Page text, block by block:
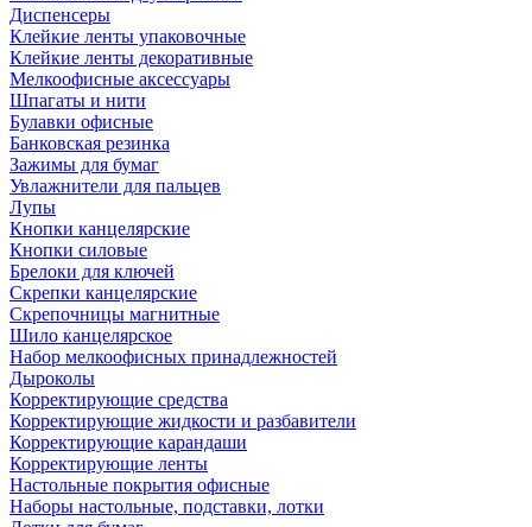
Диспенсеры
Клейкие ленты упаковочные
Клейкие ленты декоративные
Мелкоофисные аксессуары
Шпагаты и нити
Булавки офисные
Банковская резинка
Зажимы для бумаг
Увлажнители для пальцев
Лупы
Кнопки канцелярские
Кнопки силовые
Брелоки для ключей
Скрепки канцелярские
Скрепочницы магнитные
Шило канцелярское
Набор мелкоофисных принадлежностей
Дыроколы
Корректирующие средства
Корректирующие жидкости и разбавители
Корректирующие карандаши
Корректирующие ленты
Настольные покрытия офисные
Наборы настольные, подставки, лотки